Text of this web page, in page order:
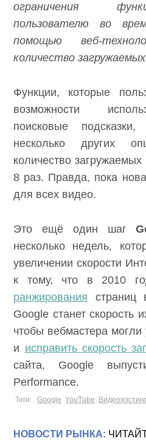
ограничения
пользователю во
помощью веб-
количество
Функции, которые
возможности
поисковые
несколько других
количество
8 раз. Правда, пока
для всех видео.
Это ещё один шаг
несколько недель,
увеличении скорости
к тому, что в 2010
ранжирования страниц
Google станет скорость
чтобы вебмастера могли
и исправить скорость
сайта, Google
Performance.
Теги: Google YouTube
НОВОСТИ РЫНКА: